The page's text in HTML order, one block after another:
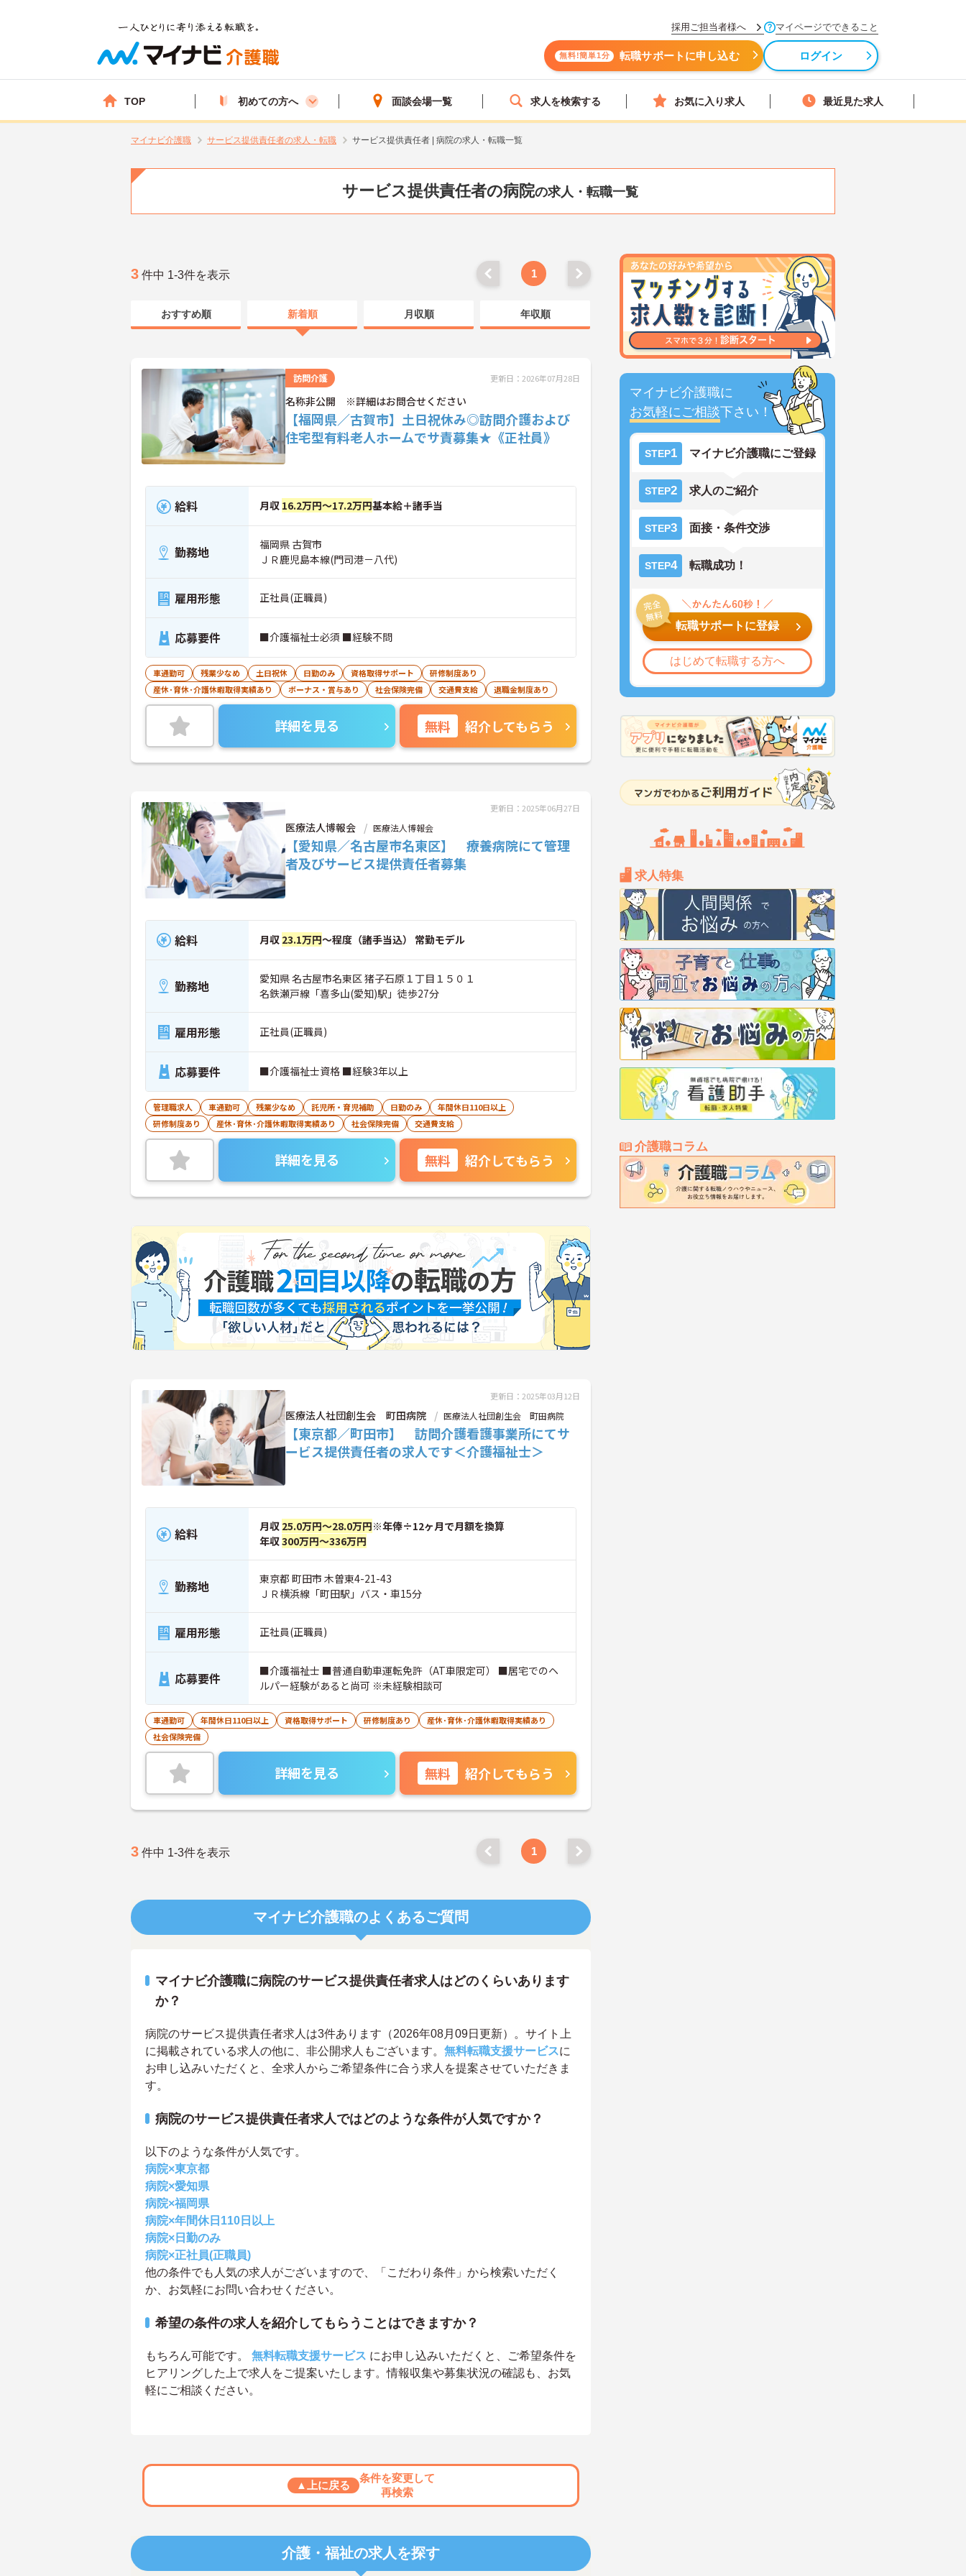
採用ご担当者様へ マイページでできること
無料!簡単1分 転職サポートに申し込む ログイン
TOP 初めての方へ 面談会場一覧 求人を検索する お気に入り求人 最近見た求人
マイナビ介護職 サービス提供責任者の求人・転職 サービス提供責任者 | 病院の求人・転職一覧
サービス提供責任者の病院の求人・転職一覧
マイナビ介護職に
お気軽にご相談下さい！
STEP1 マイナビ介護職にご登録
STEP2 求人のご紹介
STEP3 面接・条件交渉
STEP4 転職成功！
転職サポートに登録
はじめて転職する方へ
求人特集
介護職コラム
3 件中 1-3件を表示 1
おすすめ順 新着順 月収順 年収順
訪問介護 更新日：2026年07月28日
名称非公開 ※詳細はお問合せください
【福岡県／古賀市】土日祝休み◎訪問介護および
住宅型有料老人ホームでサ責募集★《正社員》
給料 月収 16.2万円～17.2万円基本給＋諸手当
勤務地
福岡県 古賀市
ＪＲ鹿児島本線(門司港－八代)
雇用形態 正社員(正職員)
応募要件 ■介護福祉士必須 ■経験不問
車通勤可 残業少なめ 土日祝休 日勤のみ 資格取得サポート
研修制度あり
産休･育休･介護休暇取得実績あり
ボーナス・賞与あり 社会保険完備 交通費支給 退職金制度あり
詳細を見る 無料 紹介してもらう
更新日：2025年06月27日
医療法人博報会 医療法人博報会
【愛知県／名古屋市名東区】 療養病院にて管理
者及びサービス提供責任者募集
給料 月収 23.1万円～程度（諸手当込） 常勤モデル
勤務地
愛知県 名古屋市名東区 猪子石原１丁目１５０１
名鉄瀬戸線「喜多山(愛知)駅」徒歩27分
雇用形態 正社員(正職員)
応募要件 ■介護福祉士資格 ■経験3年以上
管理職求人 車通勤可 残業少なめ 託児所・育児補助 日勤のみ
年間休日110日以上
研修制度あり
産休･育休･介護休暇取得実績あり 社会保険完備 交通費支給
詳細を見る 無料 紹介してもらう
更新日：2025年03月12日
医療法人社団創生会 町田病院 医療法人社団創生会 町田病院
【東京都／町田市】 訪問介護看護事業所にてサ
ービス提供責任者の求人です＜介護福祉士＞
給料 月収 25.0万円～28.0万円※年俸÷12ヶ月で月額を換算
年収300万円～336万円
勤務地
東京都 町田市 木曽東4-21-43
ＪＲ横浜線「町田駅」バス・車15分
雇用形態 正社員(正職員)
応募要件
■介護福祉士 ■普通自動車運転免許（AT車限定可） ■居宅でのヘ
ルパー経験があると尚可 ※未経験相談可
車通勤可 年間休日110日以上 資格取得サポート 研修制度あり
産休･育休･介護休暇取得実績あり
社会保険完備
詳細を見る 無料 紹介してもらう
3 件中 1-3件を表示 1
マイナビ介護職のよくあるご質問
マイナビ介護職に病院のサービス提供責任者求人はどのくらいあります
か？
病院のサービス提供責任者求人は3件あります（2026年08月09日更新）。サイト上
に掲載されている求人の他に、非公開求人もございます。 無料転職支援サービスに
お申し込みいただくと、全求人からご希望条件に合う求人を提案させていただきま
す。
病院のサービス提供責任者求人ではどのような条件が人気ですか？
以下のような条件が人気です。
病院×東京都
病院×愛知県
病院×福岡県
病院×年間休日110日以上
病院×日勤のみ
病院×正社員(正職員)
他の条件でも人気の求人がございますので、「こだわり条件」から検索いただく
か、お気軽にお問い合わせください。
希望の条件の求人を紹介してもらうことはできますか？
もちろん可能です。 無料転職支援サービス にお申し込みいただくと、ご希望条件を
ヒアリングした上で求人をご提案いたします。情報収集や募集状況の確認も、お気
軽にご相談ください。
▲上に戻る
条件を変更して
再検索
介護・福祉の求人を探す